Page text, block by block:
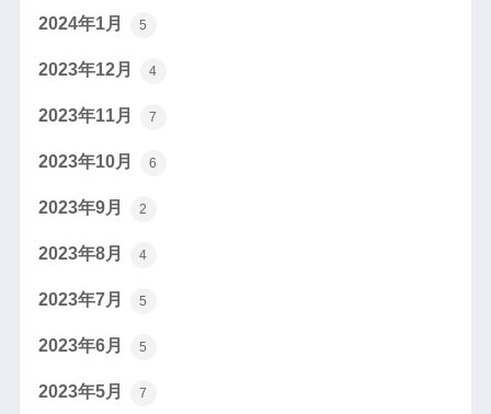
2024年1月 5
2023年12月 4
2023年11月 7
2023年10月 6
2023年9月 2
2023年8月 4
2023年7月 5
2023年6月 5
2023年5月 7